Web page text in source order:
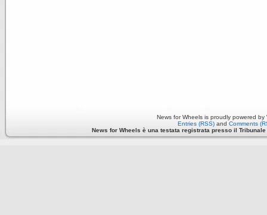
News for Wheels is proudly powered by
Entries (RSS)and Comments
News for Wheels è una testata registrata presso il